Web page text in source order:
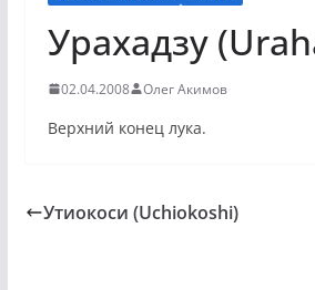
Урахадзу
02.04.2008 Олег Акимов
Верхний конец лука.
Утиокоси (Uchiokoshi)